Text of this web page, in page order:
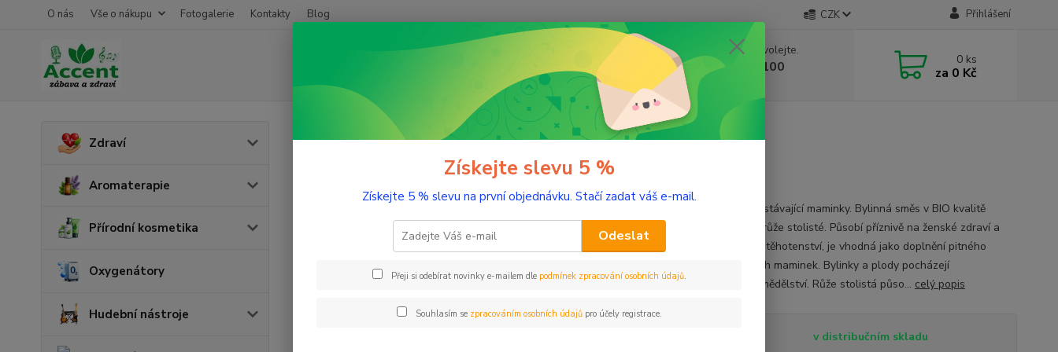
O nás Vše o nákupu Fotogalerie Kontakty Blog CZK Přihlášení
Nevíte si rady? Zavolejte.
+420 603 332 100
(Po-Pá, 10-17 hod.)
0 ks
za 0 Kč
Zdraví
Aromaterapie
Přírodní kosmetika
Oxygenátory
Hudební nástroje
Síla přírody Leros BIO Růžový čaj pro těhotné
Leros BIO Růžový čaj pro těhotné
Dobro bylin pro nastávající maminky. Bylinná směs v BIO kvalitě
s okvětními plátky růže stolisté. Působí příznivě na ženské zdraví a
relaxaci v průběhu těhotenství, je vhodná jako doplnění pitného
režimu nastávajících maminek. Bylinky a plody pocházejí
z ekologického zemědělství. Růže stolistá půso... celý popis
v distribučním skladu
Získejte slevu 5 %
Získejte 5 % slevu na první objednávku. Stačí zadat váš e-mail.
Odeslat
Přeji si odebírat novinky e-mailem dle podmínek zpracování osobních údajů.
Souhlasím se zpracováním osobních údajůpro účely registrace.